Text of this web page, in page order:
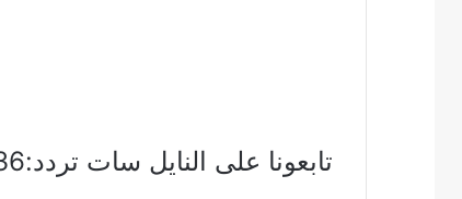
تابعونا على النايل سات تردد:11636 – vertical (عمودى) – 27500 – 3/4